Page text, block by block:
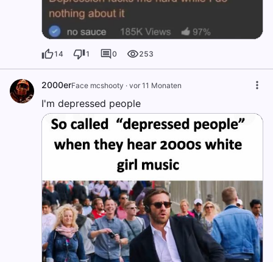
14 1 0 253
2000erFace mcshooty · vor 11 Monaten
I'm depressed people